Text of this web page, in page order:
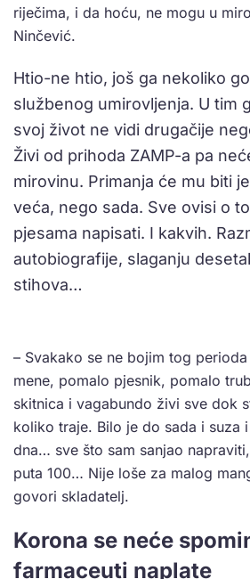
riječima, i da hoću, ne mogu u
Ninčević.
Htio-ne htio, još ga nekoliko
službenog umirovljenja. U tim
svoj život ne vidi drugačije
Živi od prihoda ZAMP-a pa
mirovinu. Primanja će mu biti
veća, nego sada. Sve ovisi o
pjesama napisati. I kakvih.
autobiografije, slaganju
stihova…
– Svakako se ne bojim tog
mene, pomalo pjesnik, pomalo
skitnica i vagabundo živi sve dok
koliko traje. Bilo je do sada i suza
dna… sve što sam sanjao
puta 100… Nije loše za malog
govori skladatelj.
Korona se neće
farmaceuti naplate